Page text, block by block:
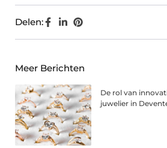
Delen:
Meer Berichten
De rol van
juwelier in